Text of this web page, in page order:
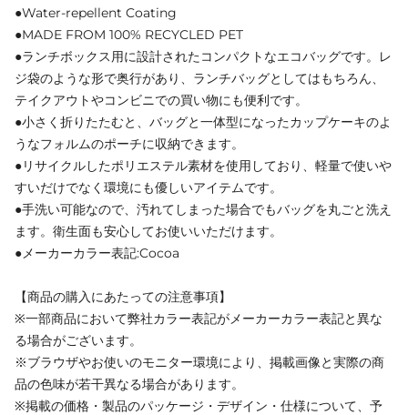
●Water-repellent Coating
●MADE FROM 100% RECYCLED PET
●ランチボックス用に設計されたコンパクトなエコバッグです。レ
ジ袋のような形で奥行があり、ランチバッグとしてはもちろん、
テイクアウトやコンビニでの買い物にも便利です。
●小さく折りたたむと、バッグと一体型になったカップケーキのよ
うなフォルムのポーチに収納できます。
●リサイクルしたポリエステル素材を使用しており、軽量で使いや
すいだけでなく環境にも優しいアイテムです。
●手洗い可能なので、汚れてしまった場合でもバッグを丸ごと洗え
ます。衛生面も安心してお使いいただけます。
●メーカーカラー表記:Cocoa
【商品の購入にあたっての注意事項】
※一部商品において弊社カラー表記がメーカーカラー表記と異な
る場合がございます。
※ブラウザやお使いのモニター環境により、掲載画像と実際の商
品の色味が若干異なる場合があります。
※掲載の価格・製品のパッケージ・デザイン・仕様について、予